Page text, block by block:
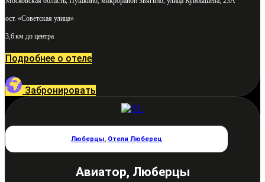
ост. «Советская улица»
3,6 км до центра
Подробнее о отеле
Забронировать
Люберцы, Отели Люберец
Авиатор, Люберцы